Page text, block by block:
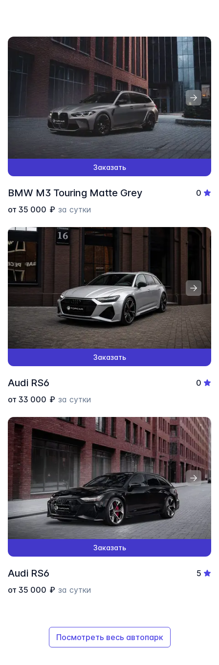
Заказать
BMW M3 Touring Matte Grey
0
от 35 000 ₽ за сутки
Заказать
Audi RS6
0
от 33 000 ₽ за сутки
Заказать
Audi RS6
5
от 35 000 ₽ за сутки
Посмотреть весь автопарк